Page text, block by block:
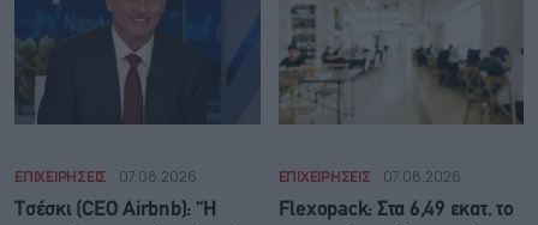
ΕΠΙΧΕΙΡΗΣΕΙΣ 07.08.2026
Τσέσκι (CEO Airbnb): “Η
ΕΠΙΧΕΙΡΗΣΕΙΣ 07.08.2026
Flexopack: Στα 6,49 εκατ. το